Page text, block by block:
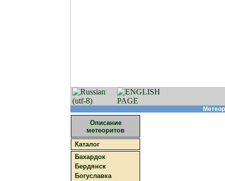
Описание
метеоритов
Каталог
Бахардок
Бердянск
Богуславка